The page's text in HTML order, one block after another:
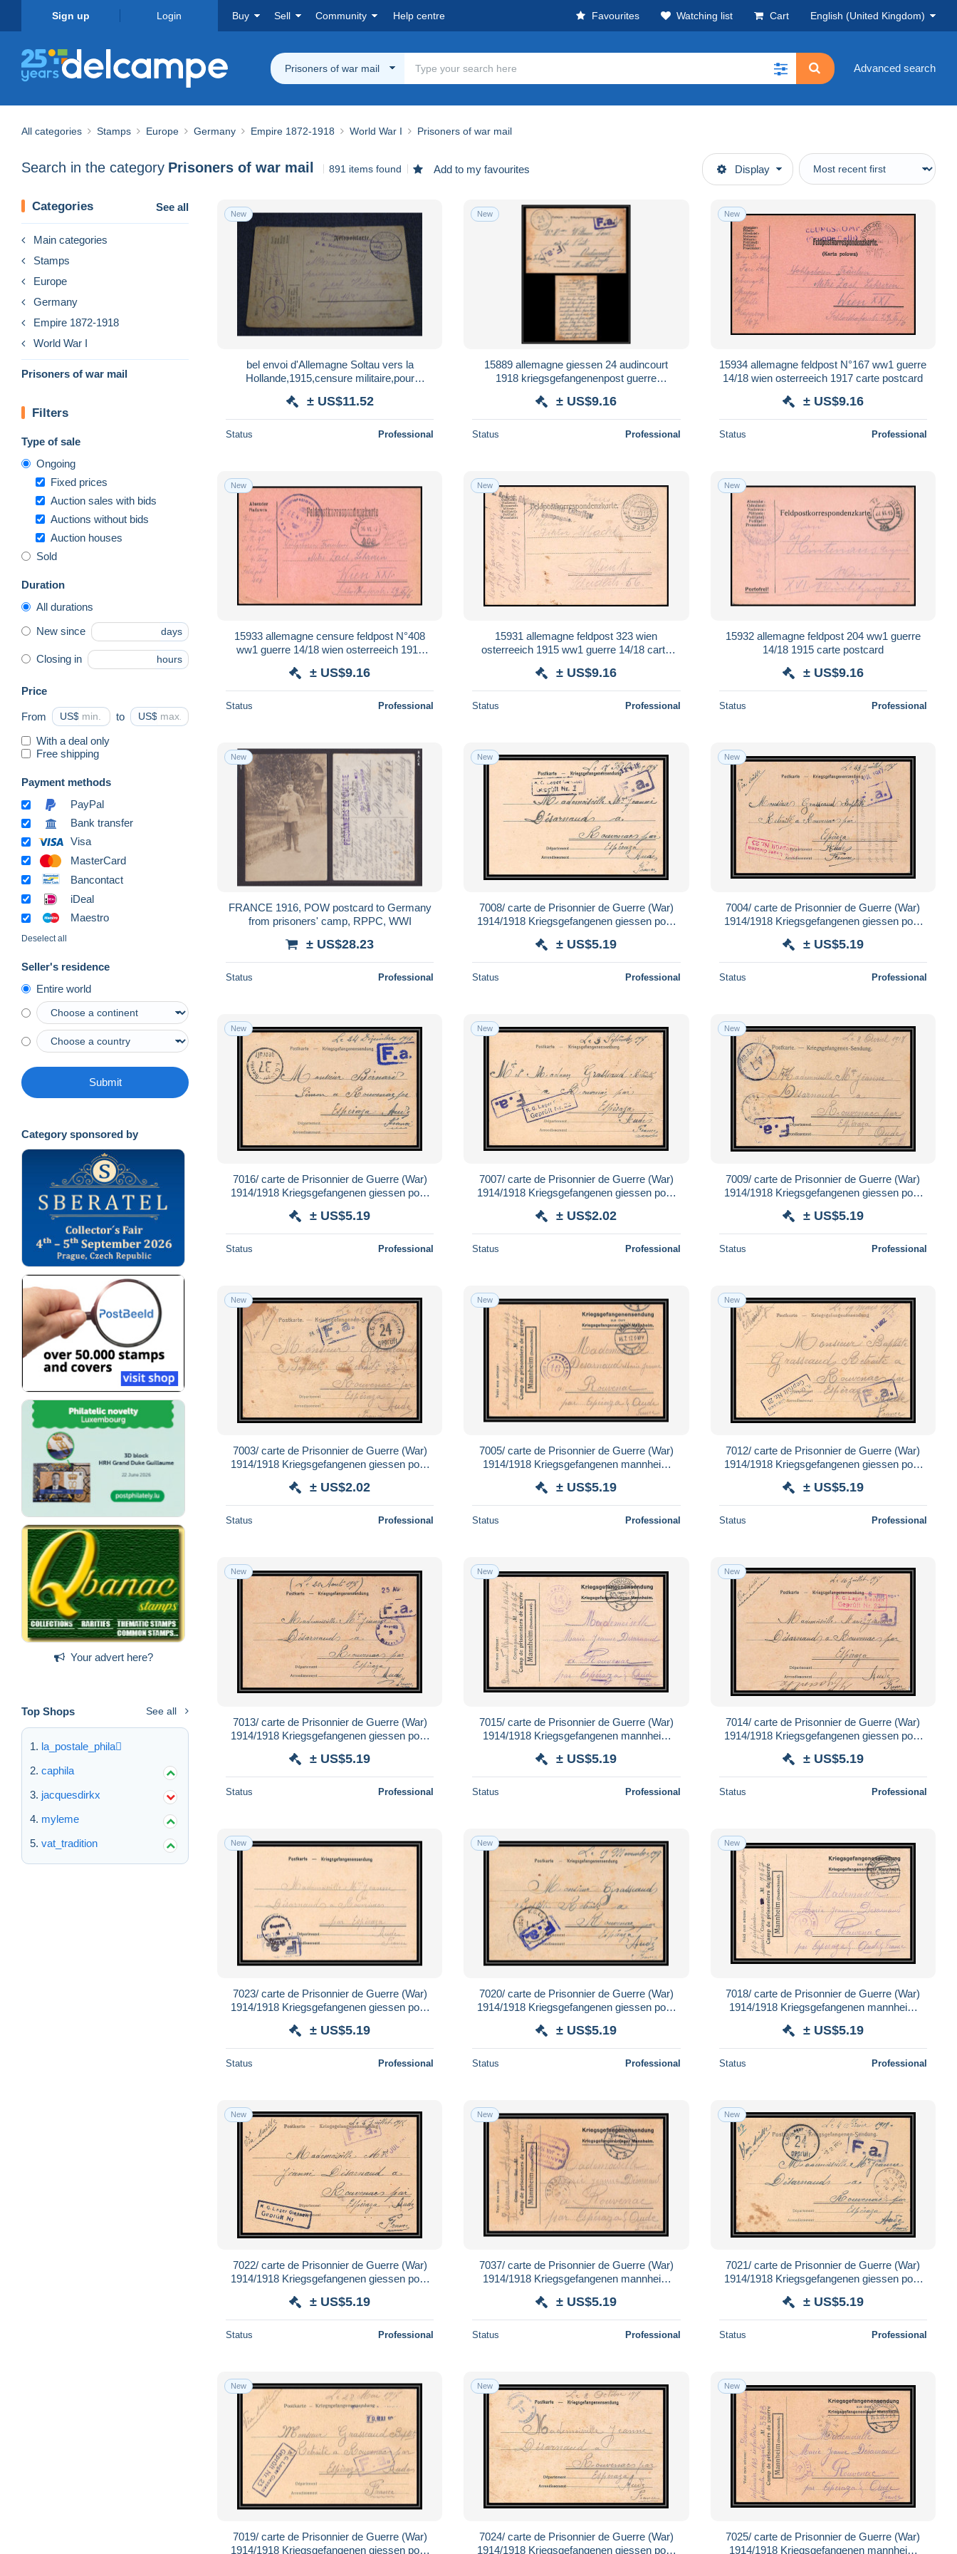
Sign up Login Buy Sell Community Help centre Favourites Watching list Cart English (United Kingdom)
Prisoners of war mail Advanced search
All categories Stamps Europe Germany Empire 1872-1918 World War I Prisoners of war mail
Search in the category Prisoners of war mail 891 items found Add to my favourites Display
Categories See all
Main categories
Stamps
Europe
Germany
Empire 1872-1918
World War I
Prisoners of war mail
Filters
Type of sale
Ongoing
Fixed prices
Auction sales with bids
Auctions without bids
Auction houses
Sold
Duration
All durations
New since days
Closing in hours
Price
From US$ to US$
With a deal only
Free shipping
Payment methods
PayPal
Bank transfer
Visa
MasterCard
Bancontact
iDeal
Maestro
Deselect all
Seller's residence
Entire world
Submit
Category sponsored by
Your advert here?
Top Shops See all
la_postale_phila
caphila
jacquesdirkx
myleme
vat_tradition
New
bel envoi d'Allemagne Soltau vers la
Hollande,1915,censure militaire,pour
± US$11.52
Status Professional
New
15889 allemagne giessen 24 audincourt
1918 kriegsgefangenenpost guerre
± US$9.16
Status Professional
New
15934 allemagne feldpost N°167 ww1 guerre
14/18 wien osterreeich 1917 carte postcard
± US$9.16
Status Professional
New
15933 allemagne censure feldpost N°408
ww1 guerre 14/18 wien osterreeich 1917
± US$9.16
Status Professional
New
15931 allemagne feldpost 323 wien
osterreeich 1915 ww1 guerre 14/18 carte
± US$9.16
Status Professional
New
15932 allemagne feldpost 204 ww1 guerre
14/18 1915 carte postcard
± US$9.16
Status Professional
New
FRANCE 1916, POW postcard to Germany
from prisoners' camp, RPPC, WWI
± US$28.23
Status Professional
New
7008/ carte de Prisonnier de Guerre (War)
1914/1918 Kriegsgefangenen giessen pour
± US$5.19
Status Professional
New
7004/ carte de Prisonnier de Guerre (War)
1914/1918 Kriegsgefangenen giessen pour
± US$5.19
Status Professional
New
7016/ carte de Prisonnier de Guerre (War)
1914/1918 Kriegsgefangenen giessen pour
± US$5.19
Status Professional
New
7007/ carte de Prisonnier de Guerre (War)
1914/1918 Kriegsgefangenen giessen pour
± US$2.02
Status Professional
New
7009/ carte de Prisonnier de Guerre (War)
1914/1918 Kriegsgefangenen giessen pour
± US$5.19
Status Professional
New
7003/ carte de Prisonnier de Guerre (War)
1914/1918 Kriegsgefangenen giessen pour
± US$2.02
Status Professional
New
7005/ carte de Prisonnier de Guerre (War)
1914/1918 Kriegsgefangenen mannheim
± US$5.19
Status Professional
New
7012/ carte de Prisonnier de Guerre (War)
1914/1918 Kriegsgefangenen giessen pour
± US$5.19
Status Professional
New
7013/ carte de Prisonnier de Guerre (War)
1914/1918 Kriegsgefangenen giessen pour
± US$5.19
Status Professional
New
7015/ carte de Prisonnier de Guerre (War)
1914/1918 Kriegsgefangenen mannheim
± US$5.19
Status Professional
New
7014/ carte de Prisonnier de Guerre (War)
1914/1918 Kriegsgefangenen giessen pour
± US$5.19
Status Professional
New
7023/ carte de Prisonnier de Guerre (War)
1914/1918 Kriegsgefangenen giessen pour
± US$5.19
Status Professional
New
7020/ carte de Prisonnier de Guerre (War)
1914/1918 Kriegsgefangenen giessen pour
± US$5.19
Status Professional
New
7018/ carte de Prisonnier de Guerre (War)
1914/1918 Kriegsgefangenen mannheim
± US$5.19
Status Professional
New
7022/ carte de Prisonnier de Guerre (War)
1914/1918 Kriegsgefangenen giessen pour
± US$5.19
Status Professional
New
7037/ carte de Prisonnier de Guerre (War)
1914/1918 Kriegsgefangenen mannheim
± US$5.19
Status Professional
New
7021/ carte de Prisonnier de Guerre (War)
1914/1918 Kriegsgefangenen giessen pour
± US$5.19
Status Professional
New
7019/ carte de Prisonnier de Guerre (War)
1914/1918 Kriegsgefangenen giessen pour
New
7024/ carte de Prisonnier de Guerre (War)
1914/1918 Kriegsgefangenen giessen pour
New
7025/ carte de Prisonnier de Guerre (War)
1914/1918 Kriegsgefangenen mannheim